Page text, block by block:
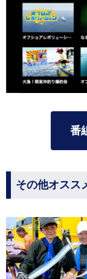
番
その他オスス